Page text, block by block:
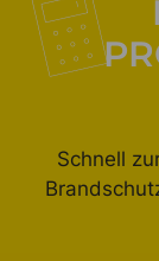
Schnell